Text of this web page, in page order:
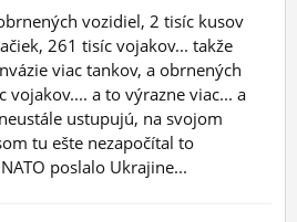
vozidiel, 2 tisíc kusov
261 tisíc vojakov... takže
viac tankov, a obrnených
vojakov.... a to výrazne viac... a
ustupujú, na svojom
tu ešte nezapočítal to
poslalo Ukrajine...